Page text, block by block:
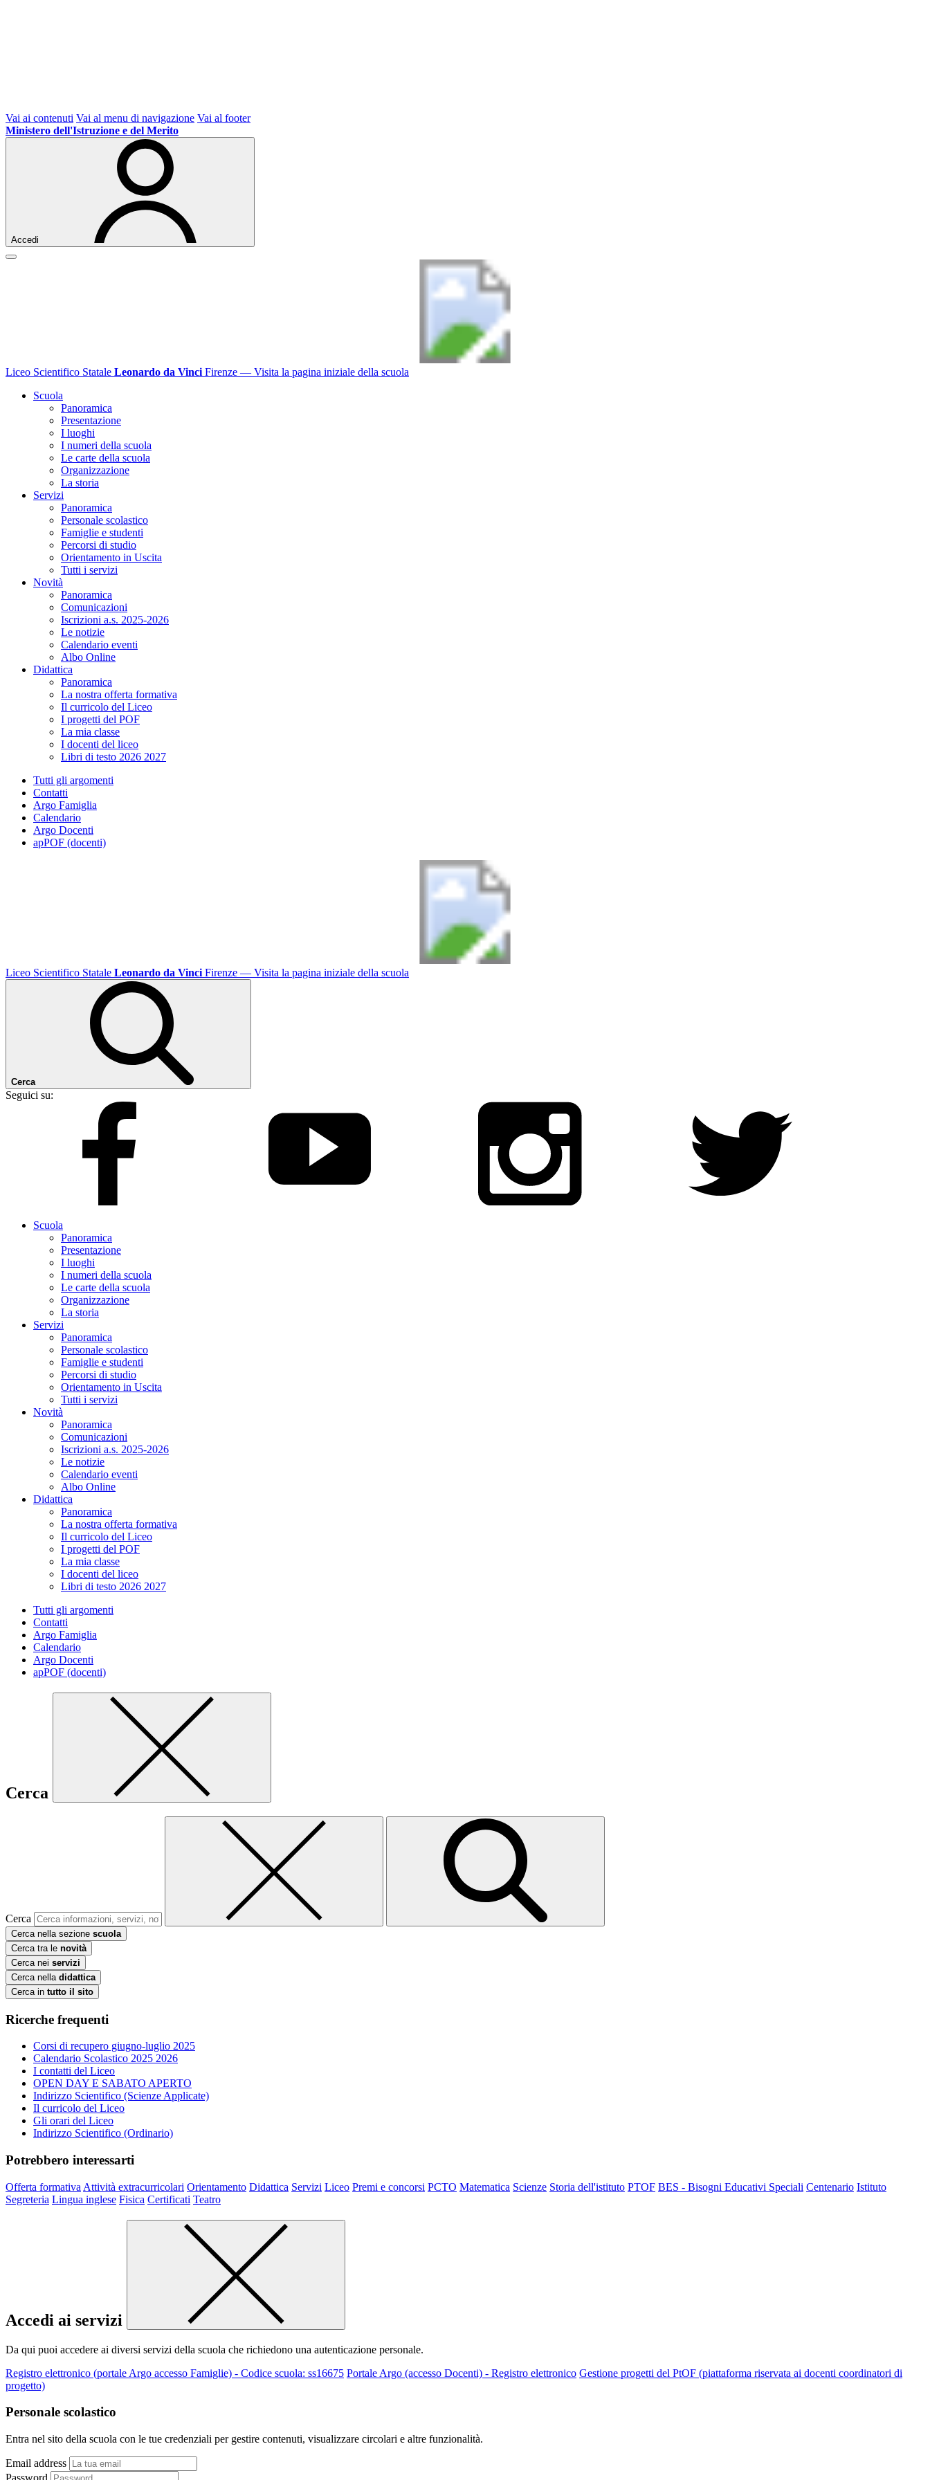
Vai ai contenuti Vai al menu di navigazione Vai al footer
Ministero dell'Istruzione e del Merito
Accedi
Liceo Scientifico Statale Leonardo da Vinci Firenze — Visita la pagina iniziale della scuola
Scuola
Panoramica
Presentazione
I luoghi
I numeri della scuola
Le carte della scuola
Organizzazione
La storia
Servizi
Panoramica
Personale scolastico
Famiglie e studenti
Percorsi di studio
Orientamento in Uscita
Tutti i servizi
Novità
Panoramica
Comunicazioni
Iscrizioni a.s. 2025-2026
Le notizie
Calendario eventi
Albo Online
Didattica
Panoramica
La nostra offerta formativa
Il curricolo del Liceo
I progetti del POF
La mia classe
I docenti del liceo
Libri di testo 2026 2027
Tutti gli argomenti
Contatti
Argo Famiglia
Calendario
Argo Docenti
apPOF (docenti)
Liceo Scientifico Statale Leonardo da Vinci Firenze — Visita la pagina iniziale della scuola
Cerca
Seguici su:
Scuola
Panoramica
Presentazione
I luoghi
I numeri della scuola
Le carte della scuola
Organizzazione
La storia
Servizi
Panoramica
Personale scolastico
Famiglie e studenti
Percorsi di studio
Orientamento in Uscita
Tutti i servizi
Novità
Panoramica
Comunicazioni
Iscrizioni a.s. 2025-2026
Le notizie
Calendario eventi
Albo Online
Didattica
Panoramica
La nostra offerta formativa
Il curricolo del Liceo
I progetti del POF
La mia classe
I docenti del liceo
Libri di testo 2026 2027
Tutti gli argomenti
Contatti
Argo Famiglia
Calendario
Argo Docenti
apPOF (docenti)
Cerca
Cerca
Cerca nella sezione scuola
Cerca tra le novità
Cerca nei servizi
Cerca nella didattica
Cerca in tutto il sito
Ricerche frequenti
Corsi di recupero giugno-luglio 2025
Calendario Scolastico 2025 2026
I contatti del Liceo
OPEN DAY E SABATO APERTO
Indirizzo Scientifico (Scienze Applicate)
Il curricolo del Liceo
Gli orari del Liceo
Indirizzo Scientifico (Ordinario)
Potrebbero interessarti
Offerta formativa Attività extracurricolari Orientamento Didattica Servizi Liceo Premi e concorsi PCTO Matematica Scienze Storia dell'istituto PTOF BES - Bisogni Educativi Speciali Centenario Istituto
Segreteria Lingua inglese Fisica Certificati Teatro
Accedi ai servizi
Da qui puoi accedere ai diversi servizi della scuola che richiedono una autenticazione personale.
Registro elettronico (portale Argo accesso Famiglie) - Codice scuola: ss16675 Portale Argo (accesso Docenti) - Registro elettronico Gestione progetti del PtOF (piattaforma riservata ai docenti coordinatori di
progetto)
Personale scolastico
Entra nel sito della scuola con le tue credenziali per gestire contenuti, visualizzare circolari e altre funzionalità.
Email address
Password